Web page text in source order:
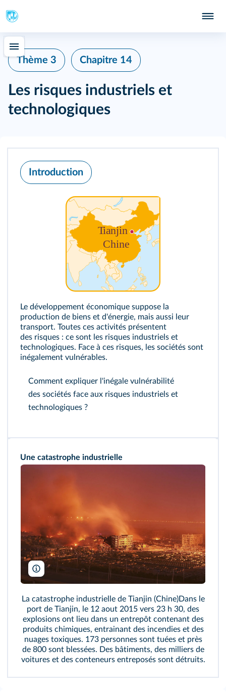
Thème 3 Chapitre 14
Les risques industriels et
technologiques
Introduction
Le développement économique suppose la
production de biens et d'énergie, mais aussi leur
transport. Toutes ces activités présentent
des risques : ce sont les risques industriels et
technologiques. Face à ces risques, les sociétés sont
inégalement vulnérables.
Comment expliquer l'inégale vulnérabilité
des sociétés face aux risques industriels et
technologiques ?
Une catastrophe industrielle
ImagineChina/She Ji
La catastrophe industrielle de Tianjin (Chine)Dans le
port de Tianjin, le 12 aout 2015 vers 23 h 30, des
explosions ont lieu dans un entrepôt contenant des
produits chimiques, entrainant des incendies et des
nuages toxiques. 173 personnes sont tuées et près
de 800 sont blessées. Des bâtiments, des milliers de
voitures et des conteneurs entreposés sont détruits.